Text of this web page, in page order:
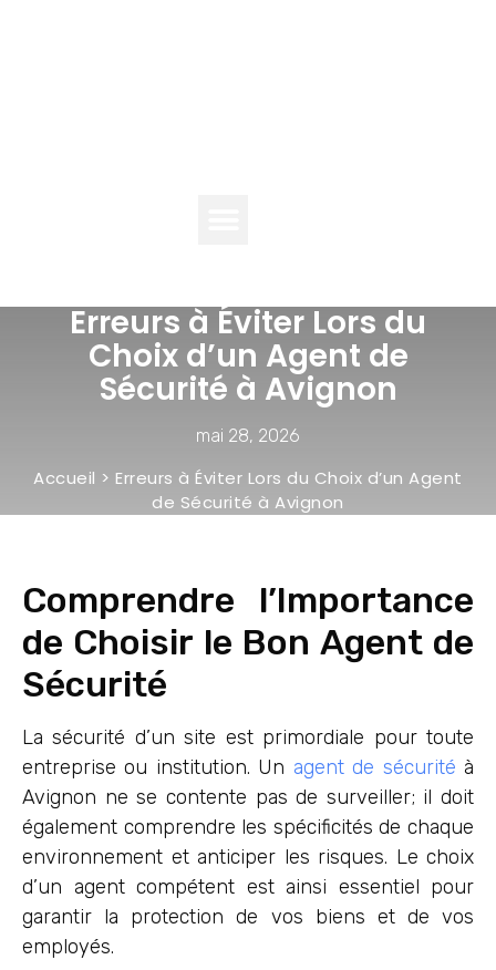
Erreurs à Éviter Lors du
Choix d’un Agent de
Sécurité à Avignon
mai 28, 2026
Accueil >Erreurs à Éviter Lors du Choix d’un Agent
de Sécurité à Avignon
Comprendre l’Importance
de Choisir le Bon Agent de
Sécurité
La sécurité d’un site est primordiale pour toute
entreprise ou institution. Un agent de sécurité à
Avignon ne se contente pas de surveiller; il doit
également comprendre les spécificités de chaque
environnement et anticiper les risques. Le choix
d’un agent compétent est ainsi essentiel pour
garantir la protection de vos biens et de vos
employés.